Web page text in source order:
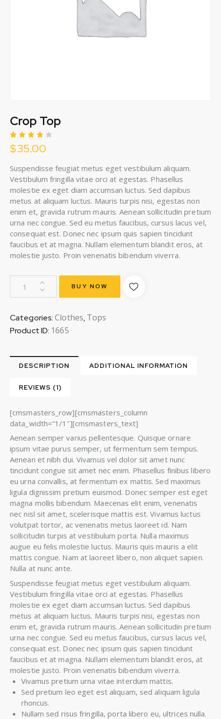
Crop Top
Rated
4.00
5
based
on
1
custo
mer
rating
$35.00
Suspendisse feugiat metus eget vestibulum aliquam.
Vestibulum fringilla vitae orci at egestas. Phasellus
molestie ex eget diam accumsan luctus. Sed dapibus
metus at aliquam luctus. Mauris turpis nisi, egestas non
enim et, gravida rutrum mauris. Aenean sollicitudin pretium
urna nec congue. Sed eu metus faucibus, cursus lacus vel,
consequat est. Donec nec ipsum quis sapien tincidunt
faucibus et at magna. Nullam elementum blandit eros, at
molestie justo. Proin venenatis bibendum viverra.
BUY NOW
Categories:Clothes, Tops
Product ID: 1665
DESCRIPTION ADDITIONAL INFORMATION
REVIEWS (1)
[cmsmasters_row][cmsmasters_column
data_width=”1/1″][cmsmasters_text]
Aenean semper varius pellentesque. Quisque ornare
ipsum vitae purus semper, ut fermentum sem tempus.
Aenean et nibh dui. Vivamus vel dolor sit amet nunc
tincidunt congue sit amet nec enim. Phasellus finibus libero
eu urna convallis, at fermentum ex mattis. Sed maximus
ligula dignissim pretium euismod. Donec semper est eget
magna mollis bibendum. Maecenas elit enim, venenatis
nec nisl sit amet, scelerisque mattis est. Vivamus luctus
volutpat tortor, ac venenatis metus laoreet id. Nam
sollicitudin turpis at vestibulum porta. Nulla maximus
augue eu felis molestie luctus. Mauris quis mauris a elit
mattis congue. Nam at laoreet libero, non aliquet sapien.
Nulla at nunc ante.
Suspendisse feugiat metus eget vestibulum aliquam.
Vestibulum fringilla vitae orci at egestas. Phasellus
molestie ex eget diam accumsan luctus. Sed dapibus
metus at aliquam luctus. Mauris turpis nisi, egestas non
enim et, gravida rutrum mauris. Aenean sollicitudin pretium
urna nec congue. Sed eu metus faucibus, cursus lacus vel,
consequat est. Donec nec ipsum quis sapien tincidunt
faucibus et at magna. Nullam elementum blandit eros, at
molestie justo. Proin venenatis bibendum viverra.
Vivamus pretium urna vitae interdum mattis.
Sed pretium leo eget est aliquam, sed aliquam ligula
rhoncus.
Nullam sed risus fringilla, porta libero eu, ultrices nulla.